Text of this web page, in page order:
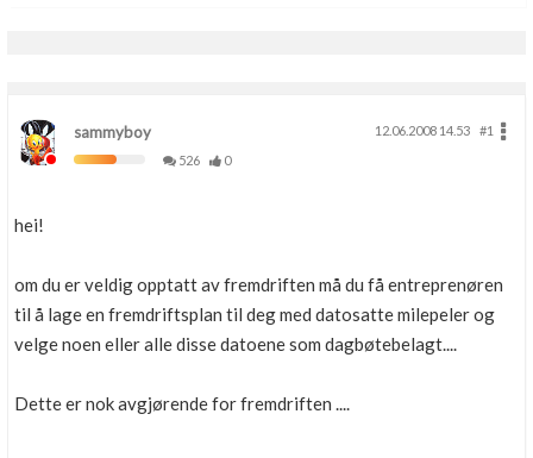
sammyboy 12.06.2008 14.53
#1
526
0
hei!
om du er veldig opptatt av fremdriften må du få entreprenøren
til å lage en fremdriftsplan til deg med datosatte milepeler og
velge noen eller alle disse datoene som dagbøtebelagt....
Dette er nok avgjørende for fremdriften ....